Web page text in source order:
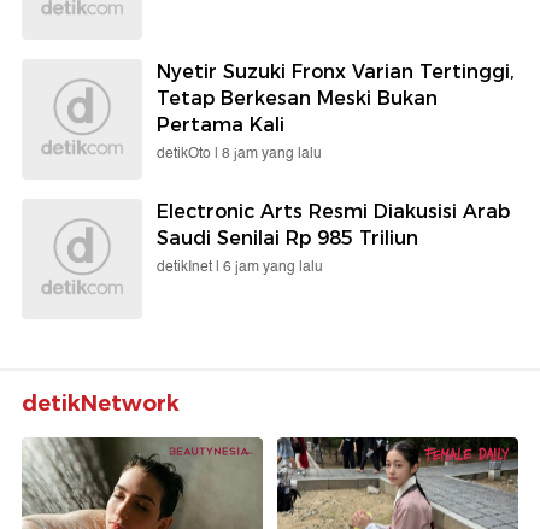
Nyetir Suzuki Fronx Varian Tertinggi,
Tetap Berkesan Meski Bukan
Pertama Kali
detikOto | 8 jam yang lalu
Electronic Arts Resmi Diakusisi Arab
Saudi Senilai Rp 985 Triliun
detikInet | 6 jam yang lalu
detikNetwork